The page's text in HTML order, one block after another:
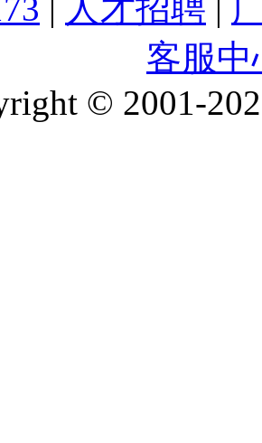
| 人才招聘 |
客服中
© 2001-